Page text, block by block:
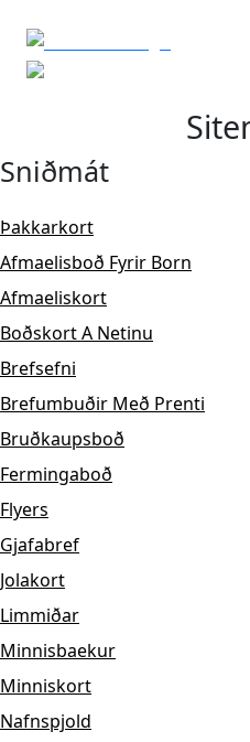
Sniðmát
Þakkarkort
Afmaelisboð Fyrir Born
Afmaeliskort
Boðskort A Netinu
Brefsefni
Brefumbuðir Með Prenti
Bruðkaupsboð
Fermingaboð
Flyers
Gjafabref
Jolakort
Limmiðar
Minnisbaekur
Minniskort
Nafnspjold